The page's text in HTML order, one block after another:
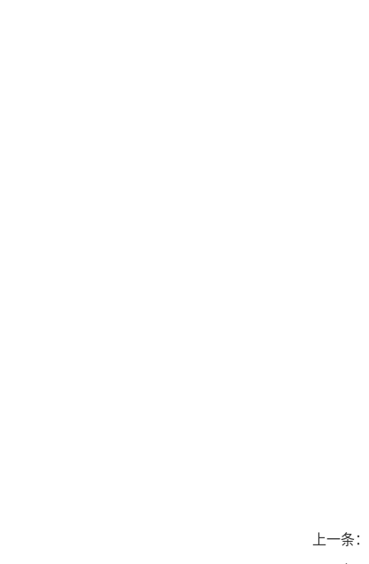
上一条：